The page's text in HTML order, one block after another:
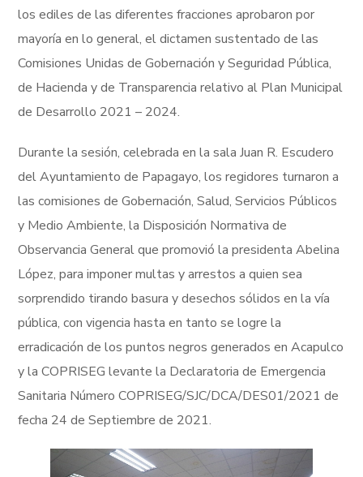
los ediles de las diferentes fracciones aprobaron por
mayoría en lo general, el dictamen sustentado de las
Comisiones Unidas de Gobernación y Seguridad Pública,
de Hacienda y de Transparencia relativo al Plan Municipal
de Desarrollo 2021 – 2024.
Durante la sesión, celebrada en la sala Juan R. Escudero
del Ayuntamiento de Papagayo, los regidores turnaron a
las comisiones de Gobernación, Salud, Servicios Públicos
y Medio Ambiente, la Disposición Normativa de
Observancia General que promovió la presidenta Abelina
López, para imponer multas y arrestos a quien sea
sorprendido tirando basura y desechos sólidos en la vía
pública, con vigencia hasta en tanto se logre la
erradicación de los puntos negros generados en Acapulco
y la COPRISEG levante la Declaratoria de Emergencia
Sanitaria Número COPRISEG/SJC/DCA/DES01/2021 de
fecha 24 de Septiembre de 2021.